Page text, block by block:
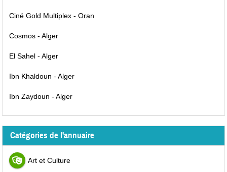
Ciné Gold Multiplex - Oran
Cosmos - Alger
El Sahel - Alger
Ibn Khaldoun - Alger
Ibn Zaydoun - Alger
Catégories de l'annuaire
Art et Culture